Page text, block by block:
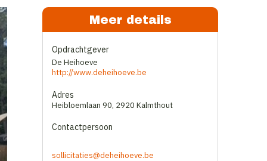
Meer details
Opdrachtgever
De Heihoeve
http://www.deheihoeve.be
Adres
Heibloemlaan 90, 2920 Kalmthout
Contactpersoon
sollicitaties@deheihoeve.be